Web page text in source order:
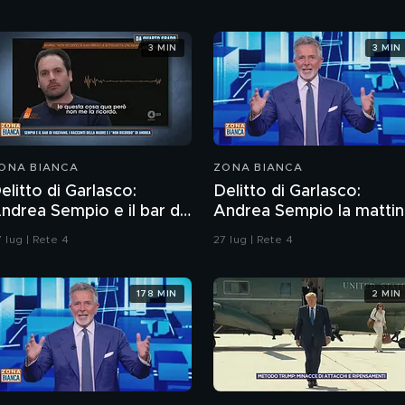
BIANCA
di Garlasco:
Sempio e il bar di
e i racconti
lug | Rete 4
3 MIN
ZONA BIANCA
Delitto di Garlasco:
Andrea Sempio la
del delitto è stato in un
27 lug | Rete 4
3 MIN
178 MIN 2 MIN